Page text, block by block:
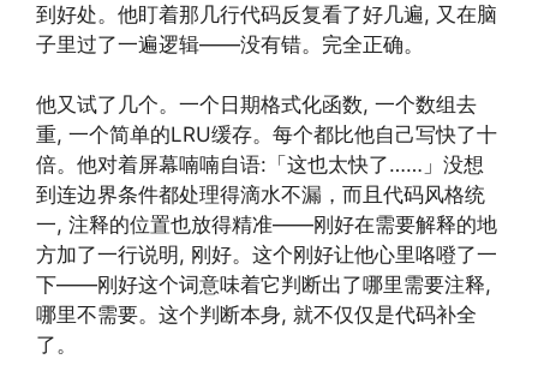
到好处。他盯着那几行代码反复看了好几遍, 又在脑
子里过了一遍逻辑——没有错。完全正确。
他又试了几个。一个日期格式化函数, 一个数组去
重, 一个简单的LRU缓存。每个都比他自己写快了十
倍。他对着屏幕喃喃自语:「这也太快了……」没想
到连边界条件都处理得滴水不漏，而且代码风格统
一, 注释的位置也放得精准——刚好在需要解释的地
方加了一行说明, 刚好。这个刚好让他心里咯噔了一
下——刚好这个词意味着它判断出了哪里需要注释,
哪里不需要。这个判断本身, 就不仅仅是代码补全
了。